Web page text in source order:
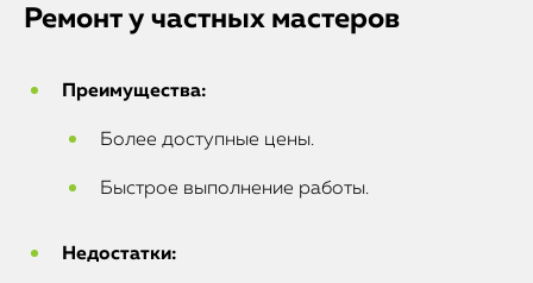
Ремонт у частных мастеров
Преимущества:
Более доступные цены.
Быстрое выполнение работы.
Недостатки: